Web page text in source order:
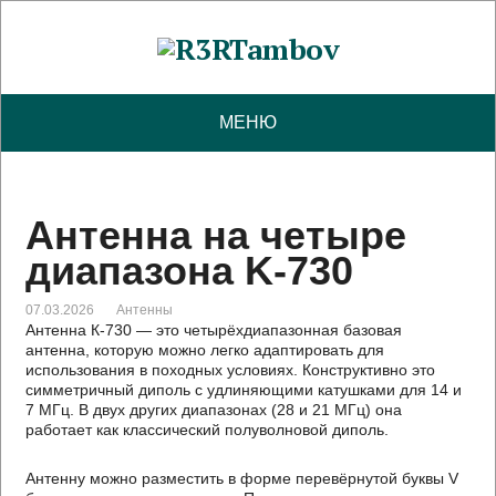
МЕНЮ
Антенна на четыре
диапазона K-730
07.03.2026 Антенны
Антенна К-730 — это четырёхдиапазонная базовая
антенна, которую можно легко адаптировать для
использования в походных условиях. Конструктивно это
симметричный диполь с удлиняющими катушками для 14 и
7 МГц. В двух других диапазонах (28 и 21 МГц) она
работает как классический полуволновой диполь.
Антенну можно разместить в форме перевёрнутой буквы V